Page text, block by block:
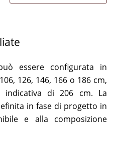
essere configurata in
126, 146, 166 o 186 cm,
indicativa di 206 cm. La
in fase di progetto in
e alla composizione